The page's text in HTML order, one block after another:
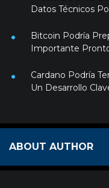
Datos Técnicos
Bitcoin Podría
Importante
Cardano Podría
Un Desarrollo
ABOUT AUTHOR